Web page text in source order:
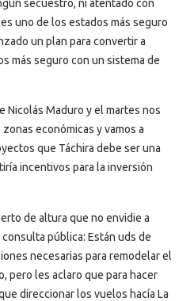
secuestro, ni atentado con
uno de los estados más seguro
un plan para convertir a
más seguro con un sistema de
Nicolás Maduro y el martes nos
económicas y vamos a
que Táchira debe ser una
incentivos para la inversión
de altura que no envidie a
pública: Están uds de
necesarias para remodelar el
pero les aclaro que para hacer
direccionar los vuelos hacía La